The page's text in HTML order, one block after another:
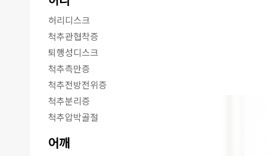
허리디스크
척추관협착증
퇴행성디스크
척추측만증
척추전방전위증
척추분리증
척추압박골절
어깨